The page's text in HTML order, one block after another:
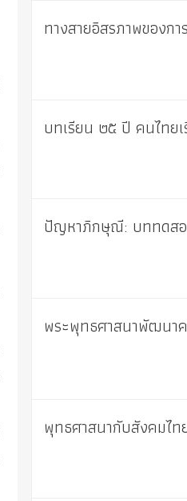
ทางสายอิสรภาพของก
บทเรียน ๒๕ ปี คนไทย
ปัญหาภิกษุณี: บททดส
พระพุทธศาสนาพัฒนา
พุทธศาสนากับสังคมไท